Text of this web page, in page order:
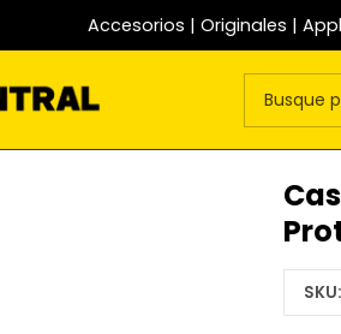
Accesorios | Originales |
SKU: